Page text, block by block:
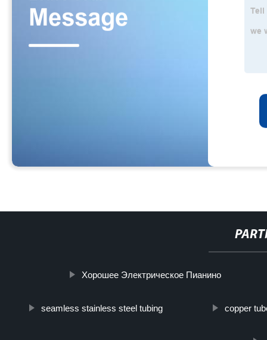
Хорошее Электрическое Пианино
seamless stainless steel tubing copper